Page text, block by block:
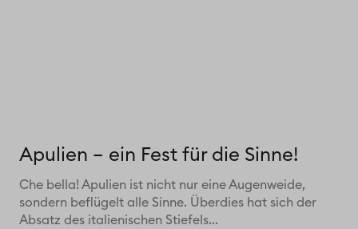
Apulien – ein Fest für die Sinne!
Che bella! Apulien ist nicht nur eine Augenweide,
sondern beflügelt alle Sinne. Überdies hat sich der
Absatz des italienischen Stiefels...